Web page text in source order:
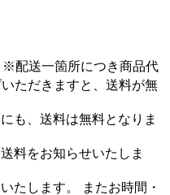
※配送一箇所につき商品代
ただきますと、送料が無
も、送料は無料となりま
料をお知らせいたしま
たします。 またお時間・